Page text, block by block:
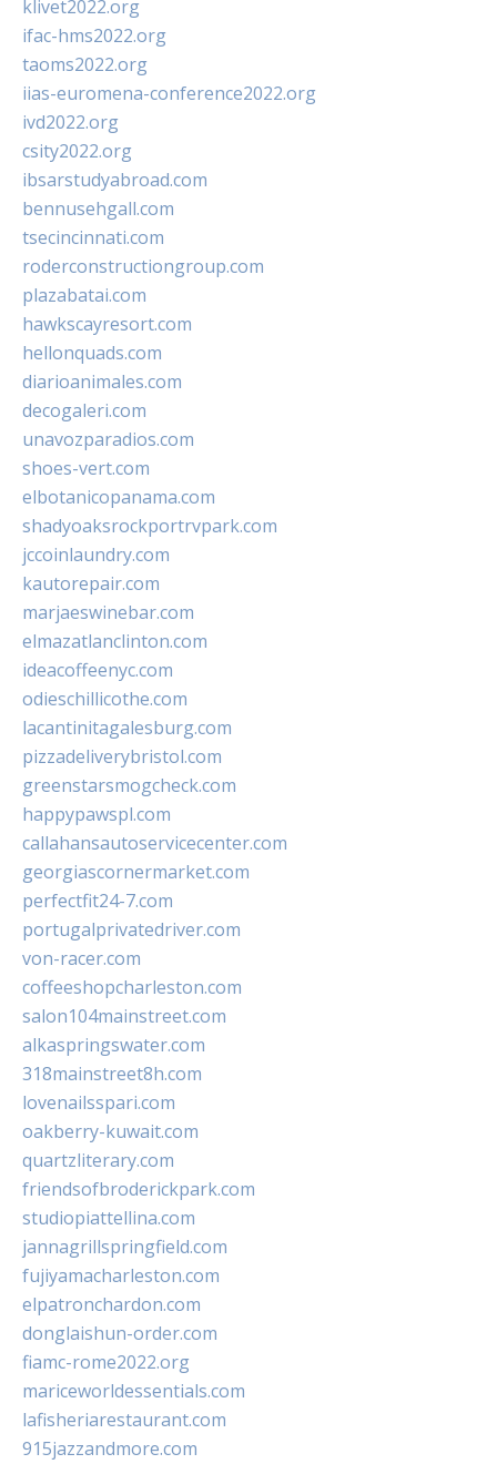
klivet2022.org
ifac-hms2022.org
taoms2022.org
iias-euromena-conference2022.org
ivd2022.org
csity2022.org
ibsarstudyabroad.com
bennusehgall.com
tsecincinnati.com
roderconstructiongroup.com
plazabatai.com
hawkscayresort.com
hellonquads.com
diarioanimales.com
decogaleri.com
unavozparadios.com
shoes-vert.com
elbotanicopanama.com
shadyoaksrockportrvpark.com
jccoinlaundry.com
kautorepair.com
marjaeswinebar.com
elmazatlanclinton.com
ideacoffeenyc.com
odieschillicothe.com
lacantinitagalesburg.com
pizzadeliverybristol.com
greenstarsmogcheck.com
happypawspl.com
callahansautoservicecenter.com
georgiascornermarket.com
perfectfit24-7.com
portugalprivatedriver.com
von-racer.com
coffeeshopcharleston.com
salon104mainstreet.com
alkaspringswater.com
318mainstreet8h.com
lovenailsspari.com
oakberry-kuwait.com
quartzliterary.com
friendsofbroderickpark.com
studiopiattellina.com
jannagrillspringfield.com
fujiyamacharleston.com
elpatronchardon.com
donglaishun-order.com
fiamc-rome2022.org
mariceworldessentials.com
lafisheriarestaurant.com
915jazzandmore.com